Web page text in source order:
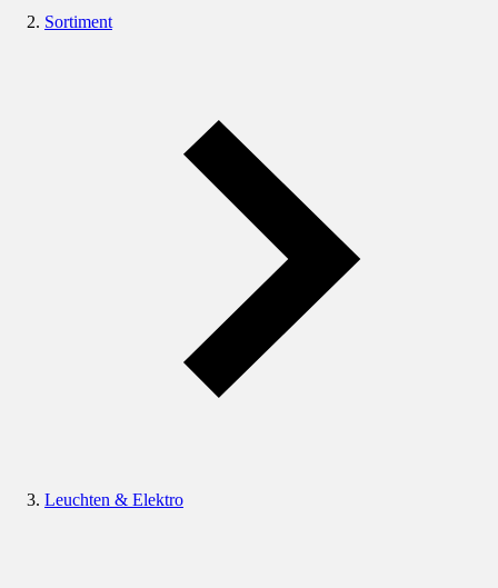
Sortiment
Leuchten & Elektro